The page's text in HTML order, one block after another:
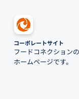
コーポレートサイト
フードコネクションの
ホームページです。